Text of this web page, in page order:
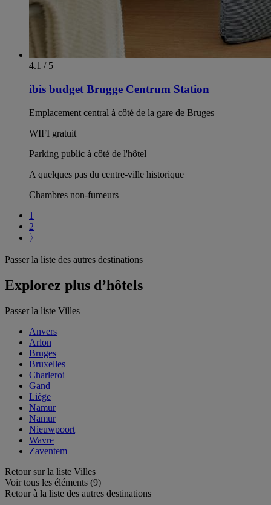
4.1 / 5
ibis budget Brugge Centrum Station
Emplacement central à côté de la gare de Bruges
WIFI gratuit
Parking public à côté de l'hôtel
A quelques pas du centre-ville historique
Chambres non-fumeurs
1
2
〉
Passer la liste des autres destinations
Explorez plus d’hôtels
Passer la liste Villes
Anvers
Arlon
Bruges
Bruxelles
Charleroi
Gand
Liège
Namur
Namur
Nieuwpoort
Wavre
Zaventem
Retour sur la liste Villes
Voir tous les éléments (9)
Retour à la liste des autres destinations